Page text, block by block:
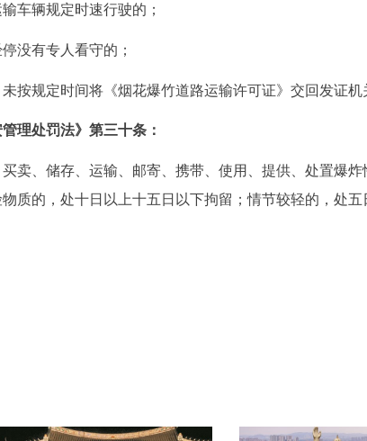
车辆规定时速行驶的；
没有专人看守的；
未按规定时间将《烟花爆竹道路运输许可证》交回发证机
理处罚法》第三十条：
卖、储存、运输、邮寄、携带、使用、提供、处置爆
质的，处十日以上十五日以下拘留；情节较轻的，处五